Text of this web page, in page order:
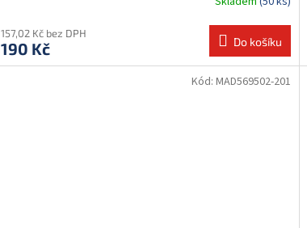
157,02 Kč bez DPH
190 Kč Do košíku
Kód: MAD569502-201